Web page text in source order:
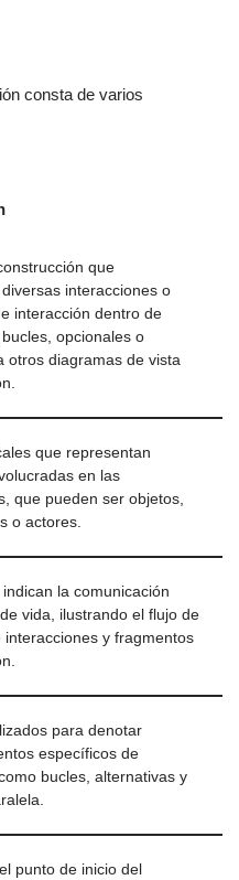
consta de varios
que
interacciones o
interacción dentro de
opcionales o
otros diagramas de vista
que representan
en las
que pueden ser objetos,
o actores.
la comunicación
vida, ilustrando el flujo de
interacciones y fragmentos
para denotar
específicos de
bucles, alternativas y
punto de inicio del